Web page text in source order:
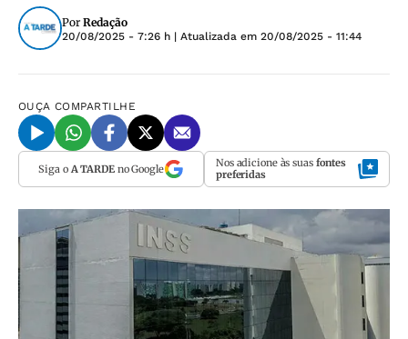
Por Redação
20/08/2025 - 7:26 h | Atualizada em 20/08/2025 - 11:44
OUÇA COMPARTILHE
Siga o A TARDEno Google Nos adicione às suas fontes
preferidas